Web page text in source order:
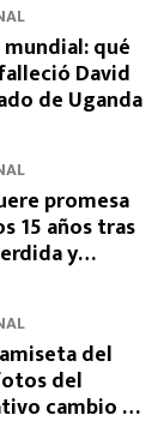
qué
David
de Uganda
promesa
15 años tras
y
del
del
cambio de